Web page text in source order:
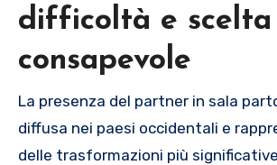
difficoltà e scelta
consapevole
La presenza del partner in sala parto è oggi molto
diffusa nei paesi occidentali e
delle trasformazioni più